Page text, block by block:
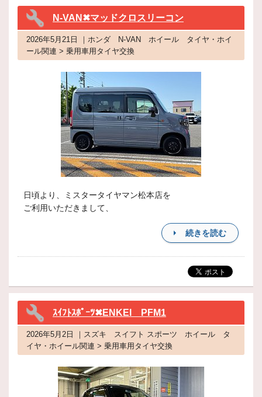
N-VAN✖マッドクロスリーコン
2026年5月21日 ｜ホンダ N-VAN ホイール タイヤ・ホイ
ール関連 > 乗用車用タイヤ交換
日頃より、ミスタータイヤマン松本店を
ご利用いただきまして、
続きを読む
ｽｲﾌﾄｽﾎﾟｰﾂ✖ENKEI PFM1
2026年5月2日 ｜スズキ スイフト スポーツ ホイール タ
イヤ・ホイール関連 > 乗用車用タイヤ交換